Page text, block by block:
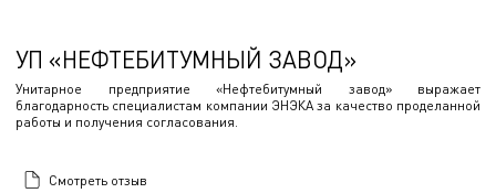
УП «НЕФТЕБИТУМНЫЙ ЗАВОД»
Унитарное предприятие «Нефтебитумный завод» выражает
благодарность специалистам компании ЭНЭКА за качество проделанной
работы и получения согласования.
Смотреть отзыв